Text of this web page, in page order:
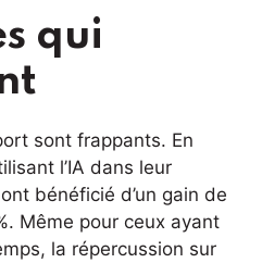
qui
sont frappants. En
l’IA dans leur
bénéficié d’un gain de
Même pour ceux ayant
la répercussion sur